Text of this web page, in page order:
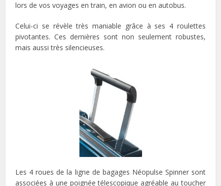
lors de vos voyages en train, en avion ou en autobus.
Celui-ci se révèle très maniable grâce à ses 4 roulettes
pivotantes. Ces dernières sont non seulement robustes,
mais aussi très silencieuses.
Les 4 roues de la ligne de bagages Néopulse Spinner sont
associées à une poignée télescopique agréable au toucher